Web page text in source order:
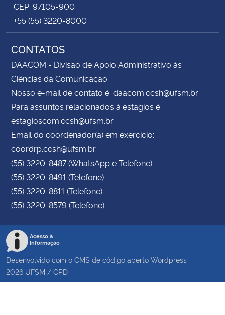
CEP: 97105-900
+55 (55) 3220-8000
CONTATOS
DAACOM - Divisão de Apoio Administrativo às
Ciências da Comunicação.
Nosso e-mail de contato é: daacom.ccsh@ufsm.br
Para assuntos relacionados à estágios é:
estagioscom.ccsh@ufsm.br
Email do coordenador(a) em exercício:
coordrp.ccsh@ufsm.br
(55) 3220-8487 (WhatsApp e Telefone)
(55) 3220-8491 (Telefone)
(55) 3220-8811 (Telefone)
(55) 3220-8579 (Telefone)
Acesso à
Informação
Desenvolvido com o CMS de código aberto Wordpress
2026 UFSM / CPD